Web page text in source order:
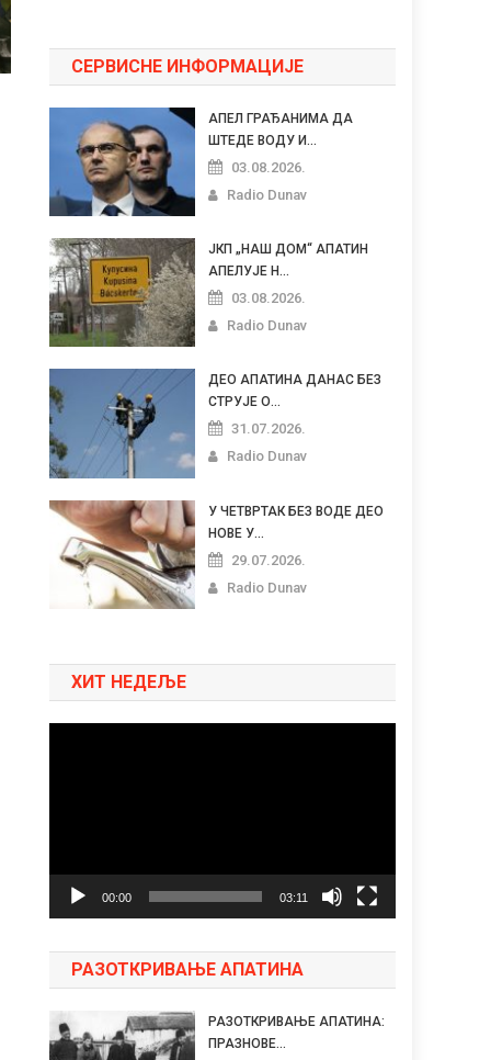
СЕРВИСНЕ ИНФОРМАЦИЈЕ
АПЕЛ ГРАЂАНИМА ДА
ШТЕДЕ ВОДУ И...
03.08.2026.
Radio Dunav
ЈКП „НАШ ДОМ“ АПАТИН
АПЕЛУЈЕ Н...
03.08.2026.
Radio Dunav
ДЕО АПАТИНА ДАНАС БЕЗ
СТРУЈЕ О...
31.07.2026.
Radio Dunav
У ЧЕТВРТАК БЕЗ ВОДЕ ДЕО
НОВЕ У...
29.07.2026.
Radio Dunav
ХИТ НЕДЕЉЕ
00:00 03:11
РАЗОТКРИВАЊЕ АПАТИНА
РАЗОТКРИВАЊЕ АПАТИНА:
ПРАЗНОВЕ...